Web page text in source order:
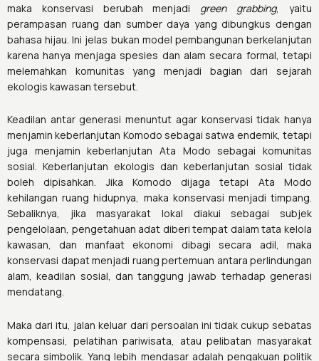
maka konservasi berubah menjadi green grabbing, yaitu
perampasan ruang dan sumber daya yang dibungkus dengan
bahasa hijau. Ini jelas bukan model pembangunan berkelanjutan
karena hanya menjaga spesies dan alam secara formal, tetapi
melemahkan komunitas yang menjadi bagian dari sejarah
ekologis kawasan tersebut.
Keadilan antar generasi menuntut agar konservasi tidak hanya
menjamin keberlanjutan Komodo sebagai satwa endemik, tetapi
juga menjamin keberlanjutan Ata Modo sebagai komunitas
sosial. Keberlanjutan ekologis dan keberlanjutan sosial tidak
boleh dipisahkan. Jika Komodo dijaga tetapi Ata Modo
kehilangan ruang hidupnya, maka konservasi menjadi timpang.
Sebaliknya, jika masyarakat lokal diakui sebagai subjek
pengelolaan, pengetahuan adat diberi tempat dalam tata kelola
kawasan, dan manfaat ekonomi dibagi secara adil, maka
konservasi dapat menjadi ruang pertemuan antara perlindungan
alam, keadilan sosial, dan tanggung jawab terhadap generasi
mendatang.
Maka dari itu, jalan keluar dari persoalan ini tidak cukup sebatas
kompensasi, pelatihan pariwisata, atau pelibatan masyarakat
secara simbolik. Yang lebih mendasar adalah pengakuan politik